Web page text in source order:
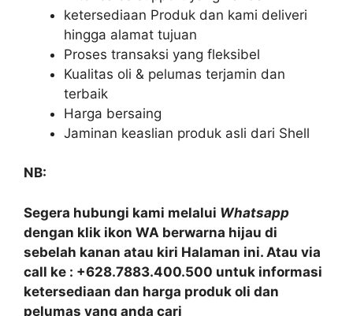
ketersediaan Produk dan kami deliveri
hingga alamat tujuan
Proses transaksi yang fleksibel
Kualitas oli & pelumas terjamin dan
terbaik
Harga bersaing
Jaminan keaslian produk asli dari Shell
NB:
Segera hubungi kami melalui Whatsapp
dengan klik ikon WA berwarna hijau di
sebelah kanan atau kiri Halaman ini. Atau via
call ke : +628.7883.400.500 untuk informasi
ketersediaan dan harga produk oli dan
pelumas yang anda cari